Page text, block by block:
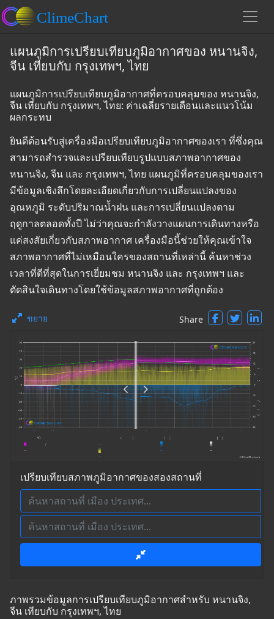
แผนภูมิการเปรียบเทียบภูมิอากาศของ หนานจิง,
จีน เทียบกับ กรุงเทพฯ, ไทย
แผนภูมิการเปรียบเทียบภูมิอากาศที่ครอบคลุมของ หนานจิง,
จีน เทียบกับ กรุงเทพฯ, ไทย: ค่าเฉลี่ยรายเดือนและแนวโน้ม
ผลกระทบ
ยินดีต้อนรับสู่เครื่องมือเปรียบเทียบภูมิอากาศของเรา ที่ซึ่งคุณ
สามารถสำรวจและเปรียบเทียบรูปแบบสภาพอากาศของ
หนานจิง, จีน และ กรุงเทพฯ, ไทย แผนภูมิที่ครอบคลุมของเรา
มีข้อมูลเชิงลึกโดยละเอียดเกี่ยวกับการเปลี่ยนแปลงของ
อุณหภูมิ ระดับปริมาณน้ำฝน และการเปลี่ยนแปลงตาม
ฤดูกาลตลอดทั้งปี ไม่ว่าคุณจะกำลังวางแผนการเดินทางหรือ
แค่สงสัยเกี่ยวกับสภาพอากาศ เครื่องมือนี้ช่วยให้คุณเข้าใจ
สภาพอากาศที่ไม่เหมือนใครของสถานที่เหล่านี้ ค้นหาช่วง
เวลาที่ดีที่สุดในการเยี่ยมชม หนานจิง และ กรุงเทพฯ และ
ตัดสินใจเดินทางโดยใช้ข้อมูลสภาพอากาศที่ถูกต้อง
ขยาย Share
เปรียบเทียบสภาพภูมิอากาศของสองสถานที่
ภาพรวมข้อมูลการเปรียบเทียบภูมิอากาศสำหรับ หนานจิง,
จีน เทียบกับ กรุงเทพฯ, ไทย